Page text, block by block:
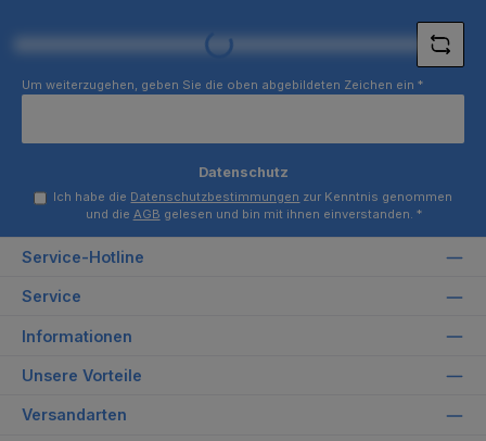
Loading...
Um weiterzugehen, geben Sie die oben abgebildeten Zeichen ein *
Datenschutz
Ich habe die Datenschutzbestimmungen zur Kenntnis genommen
und die AGB gelesen und bin mit ihnen einverstanden. *
Service-Hotline
Service
Informationen
Unsere Vorteile
Versandarten